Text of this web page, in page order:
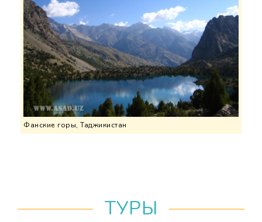
Фанские горы, Таджикистан
ТУРЫ